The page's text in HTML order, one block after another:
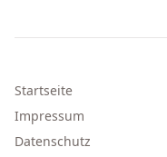
Startseite
Impressum
Datenschutz